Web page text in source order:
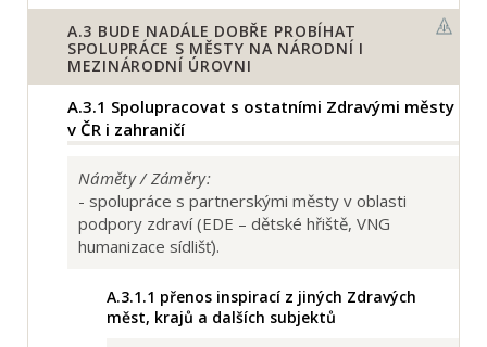
A.3 BUDE NADÁLE DOBŘE PROBÍHAT
SPOLUPRÁCE S MĚSTY NA NÁRODNÍ I
MEZINÁRODNÍ ÚROVNI
A.3.1 Spolupracovat s ostatními Zdravými městy
v ČR i zahraničí
Náměty / Záměry:
- spolupráce s partnerskými městy v oblasti
podpory zdraví (EDE – dětské hřiště, VNG
humanizace sídlišť).
A.3.1.1 přenos inspirací z jiných Zdravých
měst, krajů a dalších subjektů